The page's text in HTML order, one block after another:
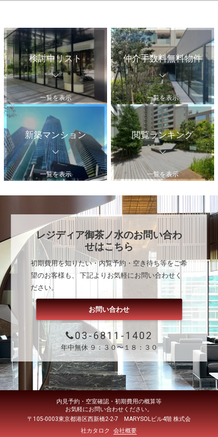
検討中リスト
一覧を表示
仲介手数料無料物件
一覧を表示
新築マンション
一覧を表示
閲覧ランキング
一覧を表示
レジディア御茶ノ水のお問い合わ
せはこちら
初期費用を知りたい・内覧予約・空き待ち等をご希
望のお客様も、 下記よりお気軽にお問い合わせく
ださい。
お問い合わせ
03-6811-1402
年中無休 ９：３０〜１８：３０
内見予約・空室確認・初期費用の概算等
お気軽にお問い合わせください。
〒105-0003東京都港区西新橋2-2-7 MARYSOLビル4階 株式会
社カタロク
会社概要